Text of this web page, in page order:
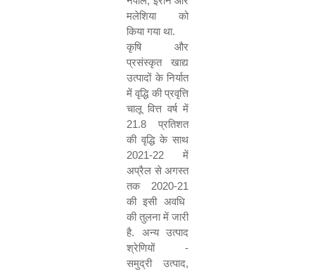
मलेशिया को
किया गया था.
कृषि और
प्रसंस्कृत खाद्य
उत्पादों के निर्यात
में वृद्धि की प्रवृत्ति
चालू वित्त वर्ष में
21.8 प्रतिशत
की वृद्धि के साथ
2021-22 में
अप्रैल से अगस्त
तक 2020-21
की इसी अवधि
की तुलना में जारी
है. अन्य उत्पाद
श्रेणियों -
समुद्री उत्पाद,